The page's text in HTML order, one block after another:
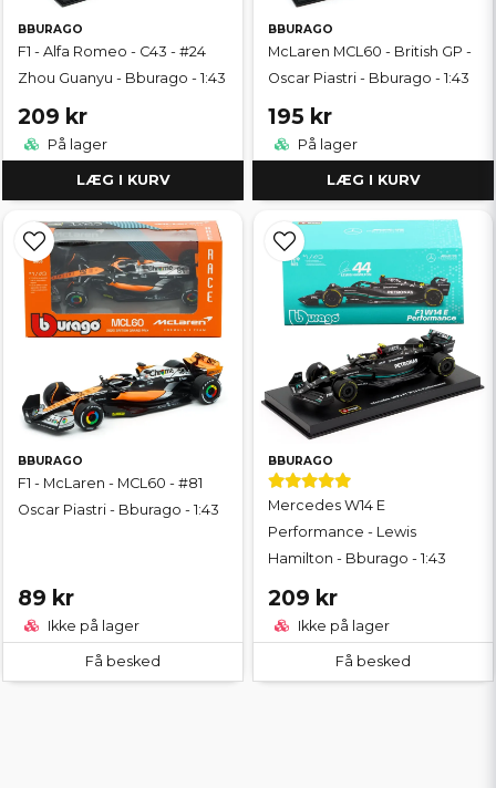
BBURAGO
F1 - Alfa Romeo - C43 - #24
Zhou Guanyu - Bburago - 1:43
209 kr
På lager
LÆG I KURV
BBURAGO
McLaren MCL60 - British GP -
Oscar Piastri - Bburago - 1:43
195 kr
På lager
LÆG I KURV
BBURAGO
F1 - McLaren - MCL60 - #81
Oscar Piastri - Bburago - 1:43
89 kr
Ikke på lager
Få besked
BBURAGO
Mercedes W14 E
Performance - Lewis
Hamilton - Bburago - 1:43
209 kr
Ikke på lager
Få besked